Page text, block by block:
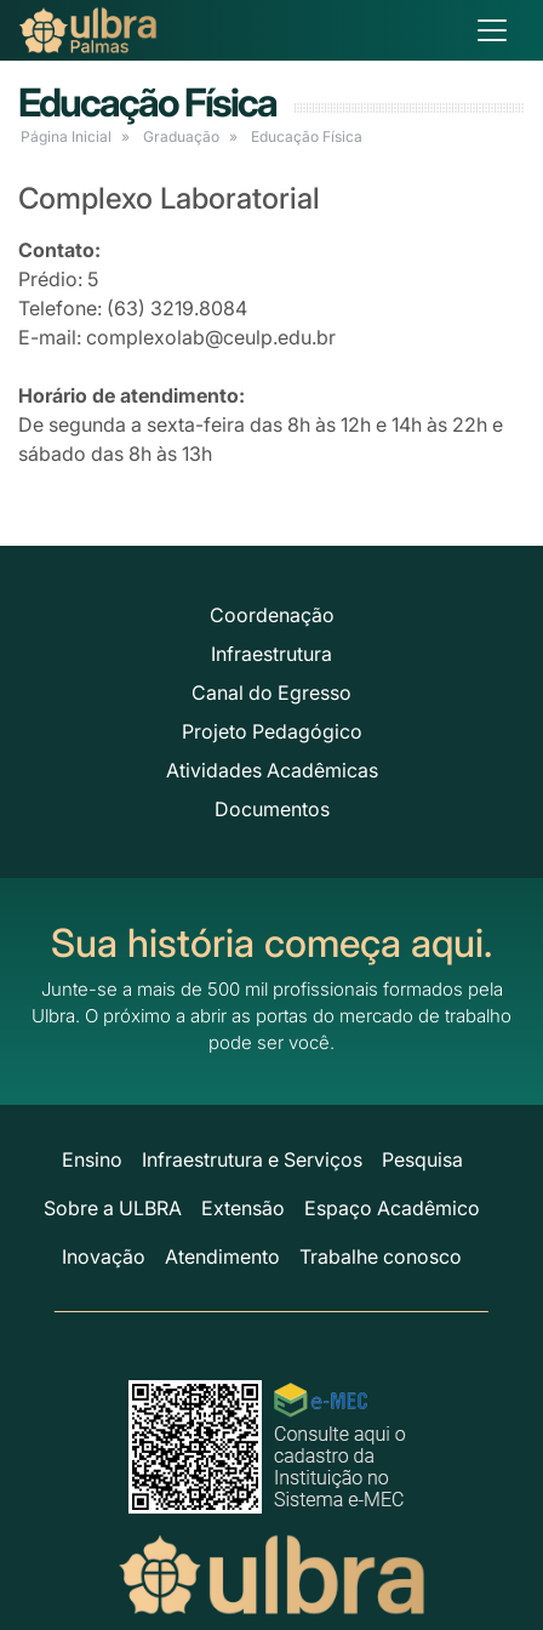
Educação Física
Página Inicial Graduação Educação Física
Complexo Laboratorial
Contato:
Prédio: 5
Telefone: (63) 3219.8084
E-mail: complexolab@ceulp.edu.br
Horário de atendimento:
De segunda a sexta-feira das 8h às 12h e 14h às 22h e
sábado das 8h às 13h
Coordenação
Infraestrutura
Canal do Egresso
Projeto Pedagógico
Atividades Acadêmicas
Documentos
Sua história começa aqui.
Junte-se a mais de 500 mil profissionais formados pela
Ulbra. O próximo a abrir as portas do mercado de trabalho
pode ser você.
Ensino Infraestrutura e Serviços
Pesquisa
Sobre a ULBRA
Extensão
Espaço Acadêmico
Inovação
Atendimento Trabalhe conosco